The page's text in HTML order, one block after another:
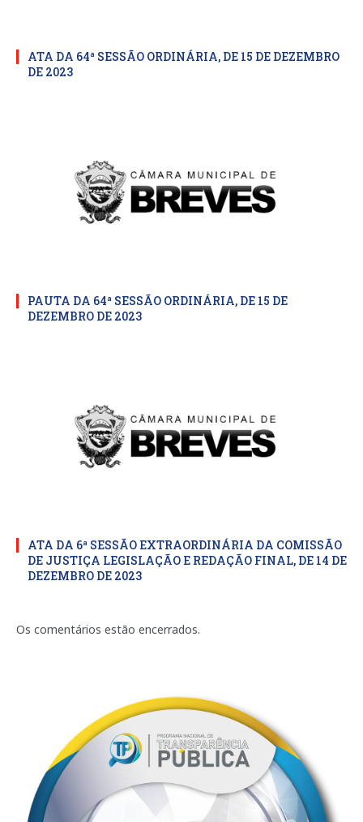
ATA DA 64ª SESSÃO ORDINÁRIA, DE 15 DE DEZEMBRO
DE 2023
PAUTA DA 64ª SESSÃO ORDINÁRIA, DE 15 DE
DEZEMBRO DE 2023
ATA DA 6ª SESSÃO EXTRAORDINÁRIA DA COMISSÃO
DE JUSTIÇA LEGISLAÇÃO E REDAÇÃO FINAL, DE 14 DE
DEZEMBRO DE 2023
Os comentários estão encerrados.